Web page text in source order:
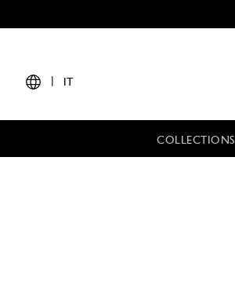
IT
COLLECTIONS